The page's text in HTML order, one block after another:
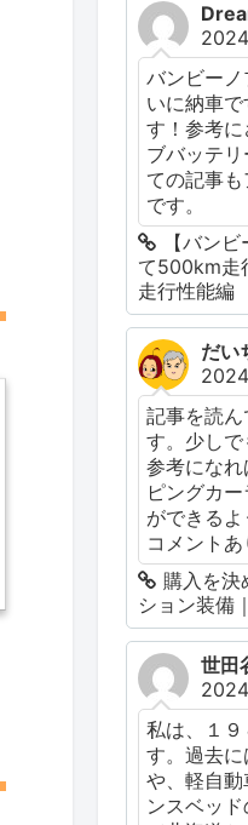
バンビー
いに納車
す！参考
ブバッテ
ての記事
です。
【バン
て500km走
走行性能編
だい
記事を読ん
す。少し
参考にな
ピングカ
ができるよ
コメント
購入を決
ション装備
世田
私は、１
す。過去
や、軽自
ンスベッ